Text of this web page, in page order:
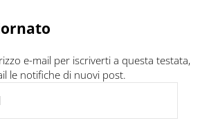
e-mail per iscriverti a questa testata,
le notifiche di nuovi post.